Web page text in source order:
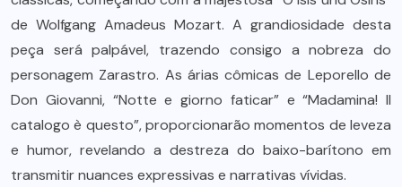
de Wolfgang Amadeus Mozart. A grandiosidade desta
peça será palpável, trazendo consigo a nobreza do
personagem Zarastro. As árias cômicas de Leporello de
Don Giovanni, “Notte e giorno faticar” e “Madamina! Il
catalogo è questo”, proporcionarão momentos de leveza
e humor, revelando a destreza do baixo-barítono em
transmitir nuances expressivas e narrativas vívidas.